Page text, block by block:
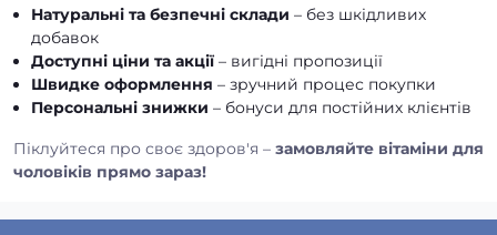
Натуральні та безпечні склади – без шкідливих
добавок
Доступні ціни та акції– вигідні пропозиції
Швидке оформлення – зручний процес покупки
Персональні знижки – бонуси для постійних клієнтів
Піклуйтеся про своє здоров'я – замовляйте вітаміни для
чоловіків прямо зараз!